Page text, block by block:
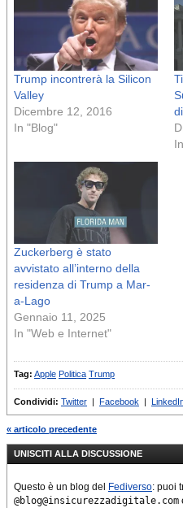
Trump incontrerà la Silicon
Valley
Dicembre 12, 2016
In "Blog"
Zuckerberg è stato
avvistato all’interno della
residenza di Trump a Mar-
a-Lago
Gennaio 11, 2025
In "Web e Internet"
Tag: Apple Politica Trump
Condividi: Twitter Facebook
« articolo precedente
UNISCITI ALLA DISCUSSIONE
Questo è un blog del Fediverso: puoi
@blog@insicurezzadigitale.com